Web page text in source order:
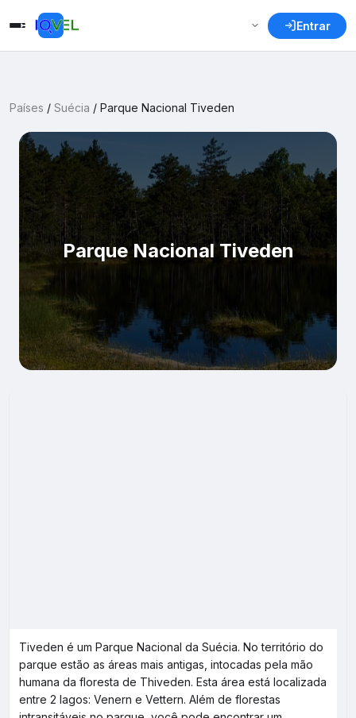
Entrar
Países / Suécia / Parque Nacional Tiveden
Parque Nacional Tiveden
Tiveden é um Parque Nacional da Suécia. No território do
parque estão as áreas mais antigas, intocadas pela mão
humana da floresta de Thiveden. Esta área está localizada
entre 2 lagos: Venern e Vettern. Além de florestas